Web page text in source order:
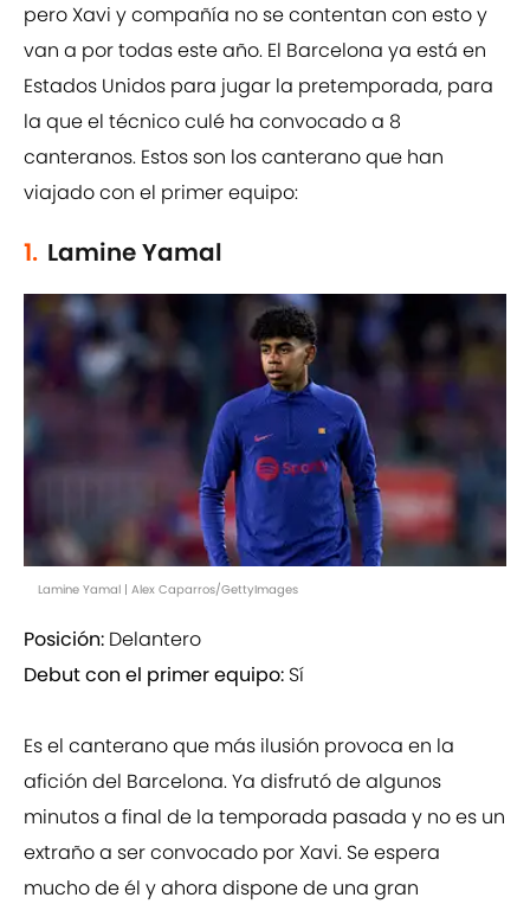
pero Xavi y compañía no se contentan con esto y
van a por todas este año. El Barcelona ya está en
Estados Unidos para jugar la pretemporada, para
la que el técnico culé ha convocado a 8
canteranos. Estos son los canterano que han
viajado con el primer equipo:
1. Lamine Yamal
Lamine Yamal | Alex Caparros/GettyImages
Posición: Delantero
Debut con el primer equipo: Sí
Es el canterano que más ilusión provoca en la
afición del Barcelona. Ya disfrutó de algunos
minutos a final de la temporada pasada y no es un
extraño a ser convocado por Xavi. Se espera
mucho de él y ahora dispone de una gran